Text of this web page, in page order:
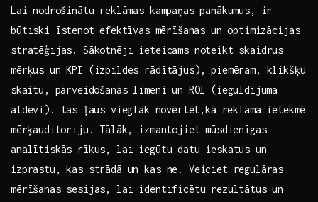
Lai⁣ nodrošinātu reklāmas kampaņas panākumus, ir
būtiski īstenot ⁣efektīvas ⁤mērīšanas un optimizācijas
stratēģijas. Sākotnēji ​ieteicams noteikt skaidrus
mērķus un KPI (izpildes rādītājus), piemēram, klikšķu
⁢skaitu, pārveidošanās‌ līmeni un ROI (ieguldījuma
atdevi). tas⁤ ļaus vieglāk ⁤novērtēt,kā reklāma ietekmē
⁤mērķauditoriju. Tālāk, izmantojiet mūsdienīgas
analītiskās ‌rīkus, lai iegūtu datu ieskatus ⁤un
‍izprastu, kas ‌strādā un ‍kas ne. Veiciet regulāras
mērīšanas​ sesijas, lai identificētu rezultātus un